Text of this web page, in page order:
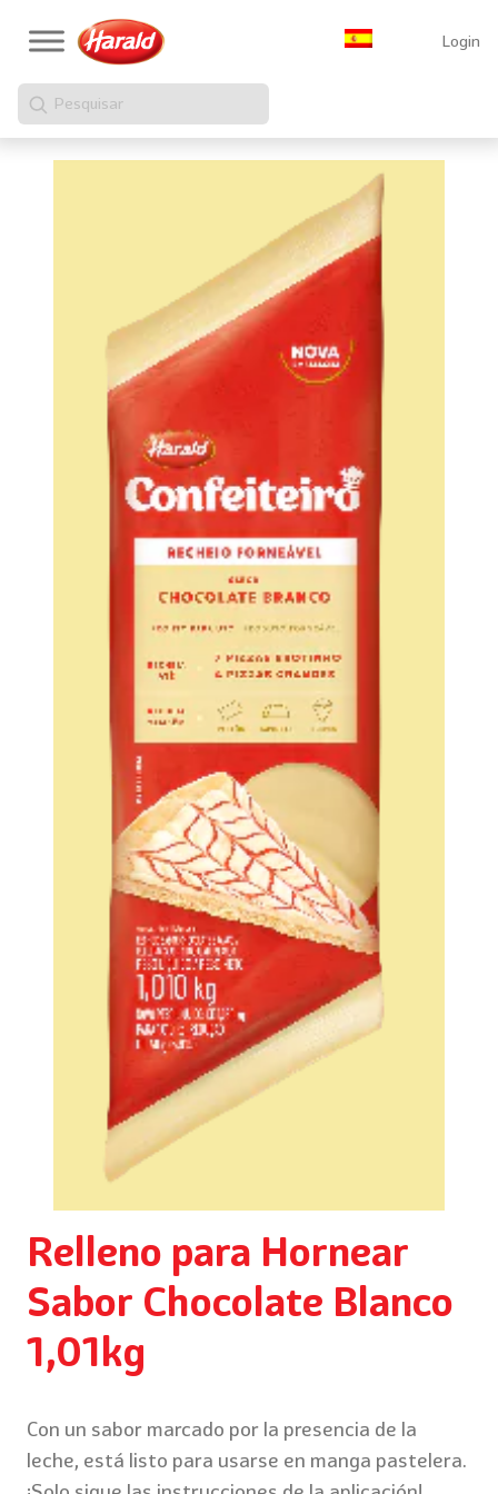
Login
Pesquisar
Relleno para Hornear
Sabor Chocolate Blanco
1,01kg
Con un sabor marcado por la presencia de la
leche, está listo para usarse en manga pastelera.